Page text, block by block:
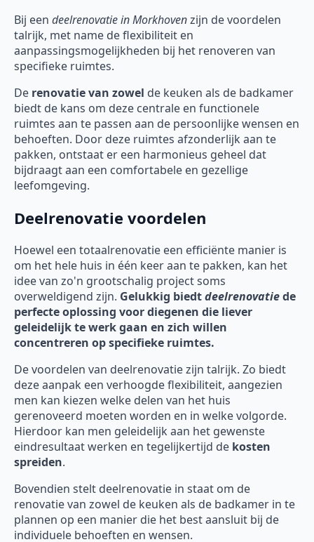
Bij een deelrenovatiein Morkhovenzijn de voordelen
talrijk, met name de flexibiliteit en
aanpassingsmogelijkheden bij het renoveren van
specifieke ruimtes.
De renovatie van zowel de keuken als de badkamer
biedt de kans om deze centrale en functionele
ruimtes aan te passen aan de persoonlijke wensen en
behoeften. Door deze ruimtes afzonderlijk aan te
pakken, ontstaat er een harmonieus geheel dat
bijdraagt aan een comfortabele en gezellige
leefomgeving.
Deelrenovatie voordelen
Hoewel een totaalrenovatie een efficiënte manier is
om het hele huis in één keer aan te pakken, kan het
idee van zo'n grootschalig project soms
overweldigend zijn. Gelukkig biedtdeelrenovatiede
perfecte oplossing voor diegenen die liever
geleidelijk te werk gaan en zich willen
concentreren op specifieke ruimtes.
De voordelen van deelrenovatie zijn talrijk. Zo biedt
deze aanpak een verhoogde flexibiliteit, aangezien
men kan kiezen welke delen van het huis
gerenoveerd moeten worden en in welke volgorde.
Hierdoor kan men geleidelijk aan het gewenste
eindresultaat werken en tegelijkertijd de kosten
spreiden.
Bovendien stelt deelrenovatie in staat om de
renovatie van zowel de keuken als de badkamer in te
plannen op een manier die het best aansluit bij de
individuele behoeften en wensen.